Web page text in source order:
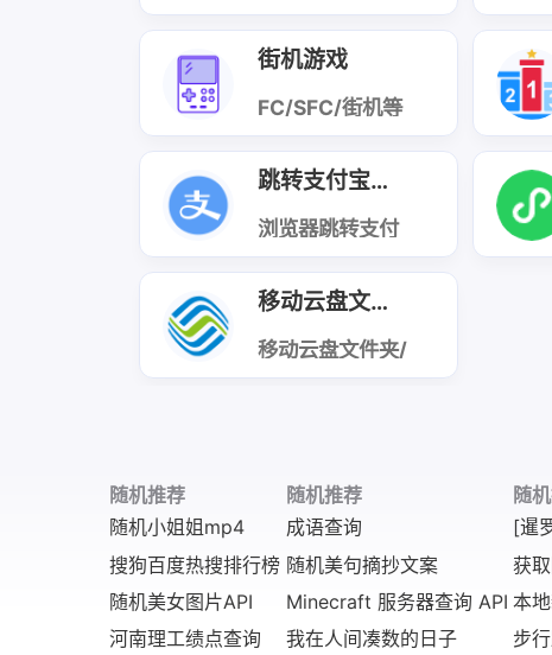
街机游戏
FC/SFC/街机等
跳转支付宝打开网页
浏览器跳转支付
移动云盘文件夹/文件列表
移动云盘文件夹/
随机推荐
随机小姐姐mp4
搜狗百度热搜排行榜
随机美女图片API
河南理工绩点查询
随机推荐
成语查询
随机美句摘抄文案
Minecraft 服务器查询 API
我在人间凑数的日子
随
[暹
获
本
步